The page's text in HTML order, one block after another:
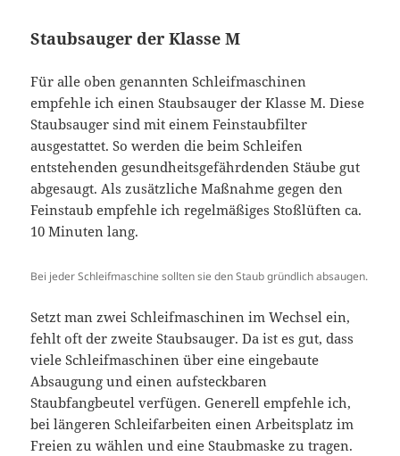
Staubsauger der Klasse M
Für alle oben genannten Schleifmaschinen
empfehle ich einen Staubsauger der Klasse M. Diese
Staubsauger sind mit einem Feinstaubfilter
ausgestattet. So werden die beim Schleifen
entstehenden gesundheitsgefährdenden Stäube gut
abgesaugt. Als zusätzliche Maßnahme gegen den
Feinstaub empfehle ich regelmäßiges Stoßlüften ca.
10 Minuten lang.
Bei jeder Schleifmaschine sollten sie den Staub gründlich absaugen.
Setzt man zwei Schleifmaschinen im Wechsel ein,
fehlt oft der zweite Staubsauger. Da ist es gut, dass
viele Schleifmaschinen über eine eingebaute
Absaugung und einen aufsteckbaren
Staubfangbeutel verfügen. Generell empfehle ich,
bei längeren Schleifarbeiten einen Arbeitsplatz im
Freien zu wählen und eine Staubmaske zu tragen.